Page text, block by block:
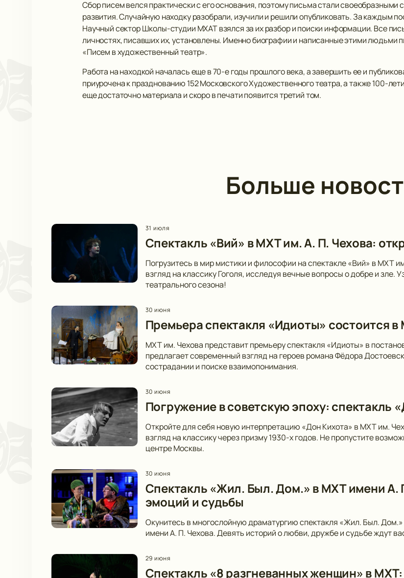
Сбор писем велся практически с его основания, поэтому письма стали своеобразными
развития. Случайную находку разобрали, изучили и решили опубликовать. За каждым
Научный сектор Школы-студии МХАТ взялся за их разбор и поиски информации. Все
личностях, писавших их, установлены. Именно биографии и написанные этими людьми
«Писем в художественный театр».
Работа на находкой началась еще в 70-е годы прошлого века, а завершить ее и
приурочена к празднованию 152 Московского Художественного театра, а также 100-
еще достаточно материала и скоро в печати появится третий том.
Больше
31 июля
Спектакль «Вий» в МХТ им. А. П. Чехова:
Погрузитесь в мир мистики и философии на спектакле «Вий» в МХТ
взгляд на классику Гоголя, исследуя вечные вопросы о добре и
театрального сезона!
30 июня
Премьера спектакля «Идиоты» состоится
МХТ им. Чехова представит премьеру спектакля «Идиоты» в
предлагает современный взгляд на героев романа Фёдора
сострадании и поиске взаимопонимания.
30 июня
Погружение в советскую эпоху: спектакль
Откройте для себя новую интерпретацию «Дон Кихота» в МХТ им.
взгляд на классику через призму 1930-х годов. Не пропустите
центре Москвы.
30 июня
Спектакль «Жил. Был. Дом.» в МХТ имени А.
эмоций и судьбы
Окунитесь в многослойную драматургию спектакля «Жил. Был.
имени А. П. Чехова. Девять историй о любви, дружбе и судьбе ждут
29 июня
Спектакль «8 разгневанных женщин» в